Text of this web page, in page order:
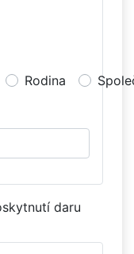
Rodina
daru